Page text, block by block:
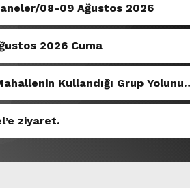
08-09 Ağustos 2026
2026 Cuma
Kullandığı Grup Yolunu
ziyaret.